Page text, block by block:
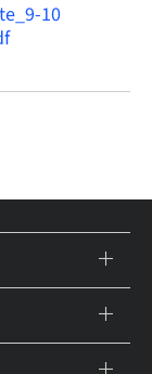
10